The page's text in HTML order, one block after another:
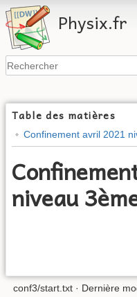
Physix.fr
Table des matières
Confinement avril 2021
niveau
conf3/start.txt · Dernière